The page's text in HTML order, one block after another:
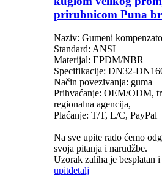
prirubnicom Puna
Naziv: Gumeni
Standard: ANSI
Materijal: EPDM/NBR
Specifikacije: DN32-
Način povezivanja: guma
Prihvaćanje: OEM/ODM,
regionalna agencija,
Plaćanje: T/T, L/C, PayPal
Na sve upite rado ćemo
svoja pitanja i narudžbe.
Uzorak zaliha je besplatan i
upitdetalj